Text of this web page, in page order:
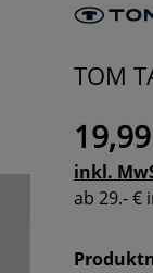
TOM
inkl.
ab 29.- €